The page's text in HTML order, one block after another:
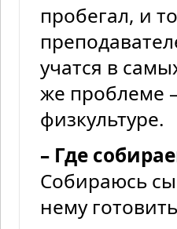
пробегал, и
учатся в
же проблеме
физкультуре.
– Где
Собираюсь
нему